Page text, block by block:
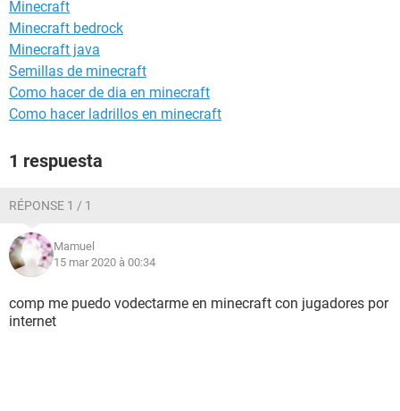
Minecraft
Minecraft bedrock
Minecraft java
Semillas de minecraft
Como hacer de dia en minecraft
Como hacer ladrillos en minecraft
1 respuesta
RÉPONSE 1 / 1
Mamuel
15 mar 2020 à 00:34
comp me puedo vodectarme en minecraft con jugadores por
internet